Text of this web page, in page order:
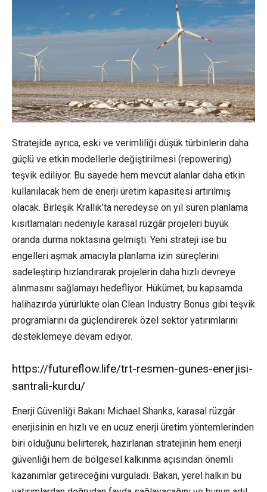
Stratejide ayrıca, eski ve verimliliği düşük türbinlerin daha
güçlü ve etkin modellerle değiştirilmesi (repowering)
teşvik ediliyor. Bu sayede hem mevcut alanlar daha etkin
kullanılacak hem de enerji üretim kapasitesi artırılmış
olacak. Birleşik Krallık’ta neredeyse on yıl süren planlama
kısıtlamaları nedeniyle karasal rüzgâr projeleri büyük
oranda durma noktasına gelmişti. Yeni strateji ise bu
engelleri aşmak amacıyla planlama izin süreçlerini
sadeleştirip hızlandırarak projelerin daha hızlı devreye
alınmasını sağlamayı hedefliyor. Hükümet, bu kapsamda
halihazırda yürürlükte olan Clean Industry Bonus gibi teşvik
programlarını da güçlendirerek özel sektör yatırımlarını
desteklemeye devam ediyor.
https://futureflow.life/trt-resmen-gunes-enerjisi-
santrali-kurdu/
Enerji Güvenliği Bakanı Michael Shanks, karasal rüzgâr
enerjisinin en hızlı ve en ucuz enerji üretim yöntemlerinden
biri olduğunu belirterek, hazırlanan stratejinin hem enerji
güvenliği hem de bölgesel kalkınma açısından önemli
kazanımlar getireceğini vurguladı. Bakan, yerel halkın bu